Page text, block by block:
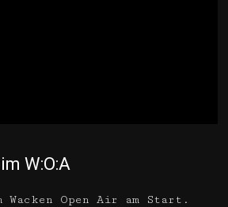
W:O:A
Wacken Open Air am Start.